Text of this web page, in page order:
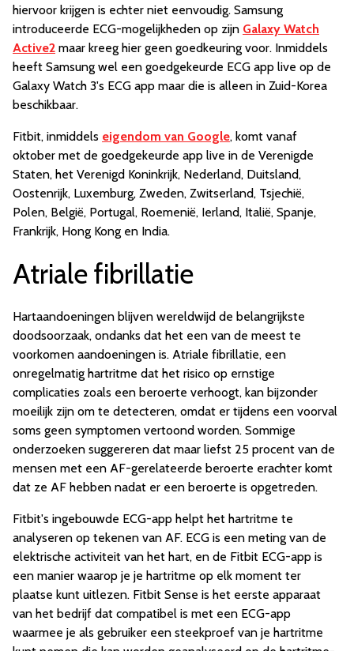
hiervoor krijgen is echter niet eenvoudig. Samsung
introduceerde ECG-mogelijkheden op zijn Galaxy Watch
Active2 maar kreeg hier geen goedkeuring voor. Inmiddels
heeft Samsung wel een goedgekeurde ECG app live op de
Galaxy Watch 3's ECG app maar die is alleen in Zuid-Korea
beschikbaar.
Fitbit, inmiddels eigendom van Google, komt vanaf
oktober met de goedgekeurde app live in de Verenigde
Staten, het Verenigd Koninkrijk, Nederland, Duitsland,
Oostenrijk, Luxemburg, Zweden, Zwitserland, Tsjechië,
Polen, België, Portugal, Roemenië, Ierland, Italië, Spanje,
Frankrijk, Hong Kong en India.
Atriale fibrillatie
Hartaandoeningen blijven wereldwijd de belangrijkste
doodsoorzaak, ondanks dat het een van de meest te
voorkomen aandoeningen is. Atriale fibrillatie, een
onregelmatig hartritme dat het risico op ernstige
complicaties zoals een beroerte verhoogt, kan bijzonder
moeilijk zijn om te detecteren, omdat er tijdens een voorval
soms geen symptomen vertoond worden. Sommige
onderzoeken suggereren dat maar liefst 25 procent van de
mensen met een AF-gerelateerde beroerte erachter komt
dat ze AF hebben nadat er een beroerte is opgetreden.
Fitbit's ingebouwde ECG-app helpt het hartritme te
analyseren op tekenen van AF. ECG is een meting van de
elektrische activiteit van het hart, en de Fitbit ECG-app is
een manier waarop je je hartritme op elk moment ter
plaatse kunt uitlezen. Fitbit Sense is het eerste apparaat
van het bedrijf dat compatibel is met een ECG-app
waarmee je als gebruiker een steekproef van je hartritme